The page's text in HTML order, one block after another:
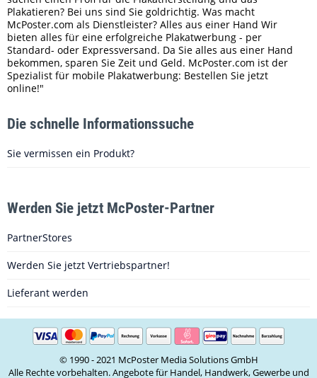
Plakatieren? Bei uns sind Sie goldrichtig. Was macht
McPoster.com als Dienstleister? Alles aus einer Hand Wir
bieten alles für eine erfolgreiche Plakatwerbung - per
Standard- oder Expressversand. Da Sie alles aus einer Hand
bekommen, sparen Sie Zeit und Geld. McPoster.com ist der
Spezialist für mobile Plakatwerbung: Bestellen Sie jetzt
online!"
Die schnelle Informationssuche
Sie vermissen ein Produkt?
Werden Sie jetzt McPoster-Partner
PartnerStores
Werden Sie jetzt Vertriebspartner!
Lieferant werden
© 1990 - 2021 McPoster Media Solutions GmbH
Alle Rechte vorbehalten. Angebote für Handel, Handwerk, Gewerbe und